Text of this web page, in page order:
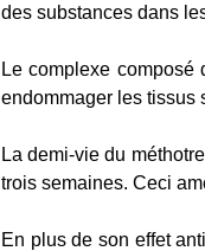
des substances dans
Le complexe
endommager les tissus
La demi-vie du
trois semaines. Ceci
En plus de son effet